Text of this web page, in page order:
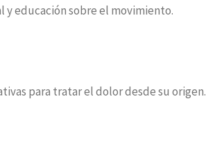
educación sobre el movimiento.
para tratar el dolor desde su origen.